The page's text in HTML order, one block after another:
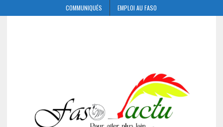
COMMUNIQUÉS EMPLOI AU FASO